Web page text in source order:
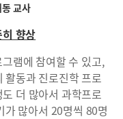
교사
향상
램에 참여할 수 있고,
활동과 진로진학 프로
더 많아서 과학프로
가 많아서 20명씩 80명